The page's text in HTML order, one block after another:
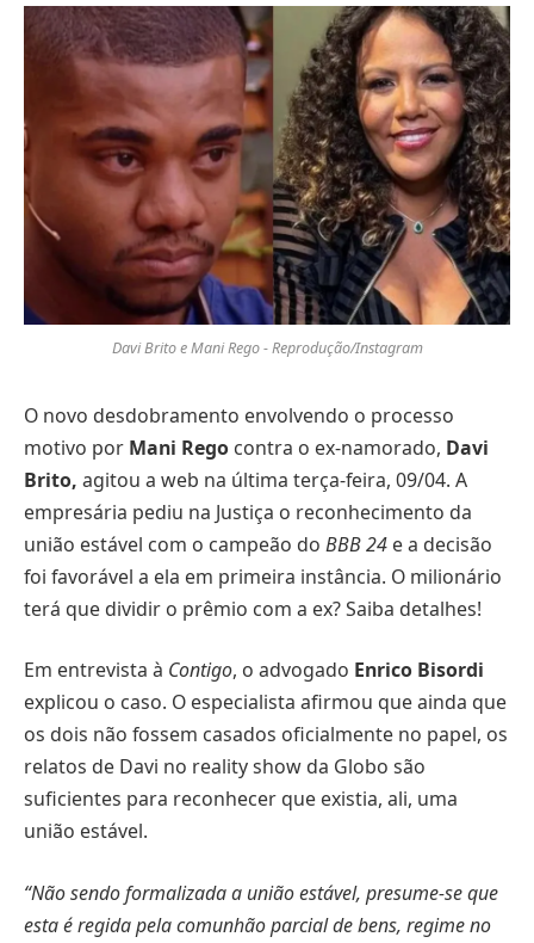
Davi Brito e Mani Rego - Reprodução/Instagram
O novo desdobramento envolvendo o processo
motivo por Mani Rego contra o ex-namorado, Davi
Brito, agitou a web na última terça-feira, 09/04. A
empresária pediu na Justiça o reconhecimento da
união estável com o campeão do BBB 24 e a decisão
foi favorável a ela em primeira instância. O milionário
terá que dividir o prêmio com a ex? Saiba detalhes!
Em entrevista à Contigo, o advogado Enrico Bisordi
explicou o caso. O especialista afirmou que ainda que
os dois não fossem casados oficialmente no papel, os
relatos de Davi no reality show da Globo são
suficientes para reconhecer que existia, ali, uma
união estável.
“Não sendo formalizada a união estável, presume-se que
esta é regida pela comunhão parcial de bens, regime no